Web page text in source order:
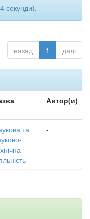
секунди).
назад 1 далі
Автор(и)
та
-